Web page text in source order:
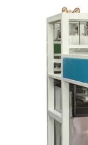
PRIVACY
POLICY